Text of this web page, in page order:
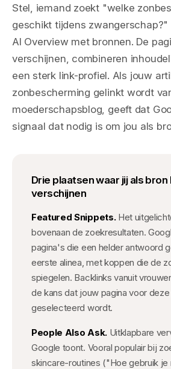
Stel, iemand zoekt "welke
geschikt tijdens
AI Overview met bronnen. De
verschijnen, combineren
een sterk link-profiel. Als jouw
zonbescherming gelinkt wordt
moederschapsblog, geeft dat
signaal dat nodig is om jou als
Drie plaatsen waar jij als bron
verschijnen
Featured Snippets.Het
bovenaan de zoekresultaten.
pagina's die een helder antwoord
eerste alinea, met koppen die de
spiegelen. Backlinks vanuit
de kans dat jouw pagina voor
geselecteerd wordt.
People Also Ask.Uitklapbare
Google toont. Vooral populair bij
skincare-routines ("Hoe gebruik je